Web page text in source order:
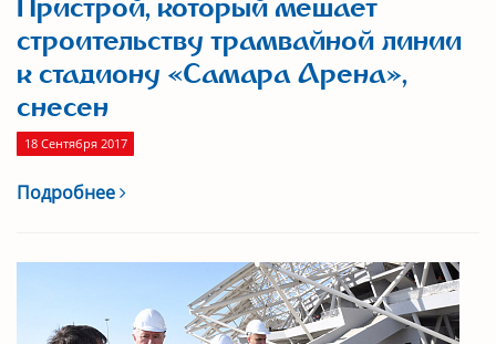
Пристрой, который мешает
строительству трамвайной линии
к стадиону «Самара Арена»,
снесен
18 Сентября 2017
Подробнее